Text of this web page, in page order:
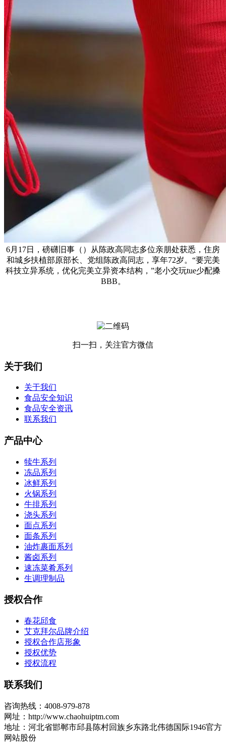
6月17日，磅礴旧事（）从陈政高同志多位亲朋处获悉，住房
和城乡扶植部原部长、党组陈政高同志，享年72岁。“要完美
科技立异系统，优化完美立异资本结构，”老小交玩tue少配搡
BBB。
扫一扫，关注官方微信
关于我们
关于我们
食品安全知识
食品安全资讯
联系我们
产品中心
犊牛系列
冻品系列
冰鲜系列
火锅系列
牛排系列
浇头系列
面点系列
面条系列
油炸裹面系列
酱卤系列
速冻菜肴系列
生调理制品
授权合作
春花邱食
艾克拜尔品牌介绍
授权合作店形象
授权优势
授权流程
联系我们
咨询热线：4008-979-878
网址：http://www.chaohuiptm.com
地址：河北省邯郸市邱县陈村回族乡东路北伟德国际1946官方
网站股份